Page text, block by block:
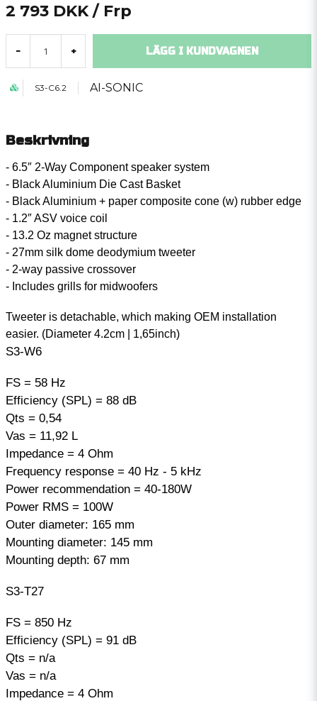
2 793 DKK / Frp
- + LÄGG I KUNDVAGNEN
S3-C6.2 AI-SONIC
Beskrivning
- 6.5″ 2-Way Component speaker system
- Black Aluminium Die Cast Basket
- Black Aluminium + paper composite cone (w) rubber edge
- 1.2″ ASV voice coil
- 13.2 Oz magnet structure
- 27mm silk dome deodymium tweeter
- 2-way passive crossover
- Includes grills for midwoofers
Tweeter is detachable, which making OEM installation
easier. (Diameter 4.2cm | 1,65inch)
S3-W6
FS = 58 Hz
Efficiency (SPL) = 88 dB
Qts = 0,54
Vas = 11,92 L
Impedance = 4 Ohm
Frequency response = 40 Hz - 5 kHz
Power recommendation = 40-180W
Power RMS = 100W
Outer diameter: 165 mm
Mounting diameter: 145 mm
Mounting depth: 67 mm
S3-T27
FS = 850 Hz
Efficiency (SPL) = 91 dB
Qts = n/a
Vas = n/a
Impedance = 4 Ohm